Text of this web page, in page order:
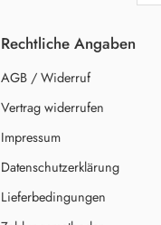
Rechtliche Angaben
AGB / Widerruf
Vertrag widerrufen
Impressum
Datenschutzerklärung
Lieferbedingungen